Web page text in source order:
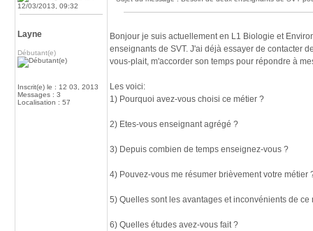
12/03/2013, 09:32
Layne
Débutant(e)
Inscrit(e) le : 12 03, 2013
Messages : 3
Localisation : 57
Bonjour je suis actuellement en L1 Biologie et
enseignants de SVT. J'ai déjà essayer de contacter
vous-plait, m'accorder son temps pour répondre à
Les voici:
1) Pourquoi avez-vous choisi ce métier ?
2) Etes-vous enseignant agrégé ?
3) Depuis combien de temps enseignez-vous ?
4) Pouvez-vous me résumer brièvement votre métier
5) Quelles sont les avantages et inconvénients de ce
6) Quelles études avez-vous fait ?